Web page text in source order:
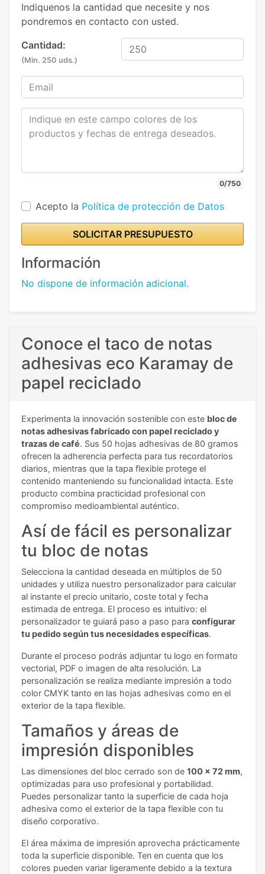
Indiquenos la cantidad que necesite y nos
pondremos en contacto con usted.
Cantidad:
(Min. 250 uds.)
0/750
Acepto la Política de protección de Datos
SOLICITAR PRESUPUESTO
Información
No dispone de información adicional.
Conoce el taco de notas
adhesivas eco Karamay de
papel reciclado
Experimenta la innovación sostenible con este bloc de
notas adhesivas fabricado con papel reciclado y
trazas de café. Sus 50 hojas adhesivas de 80 gramos
ofrecen la adherencia perfecta para tus recordatorios
diarios, mientras que la tapa flexible protege el
contenido manteniendo su funcionalidad intacta. Este
producto combina practicidad profesional con
compromiso medioambiental auténtico.
Así de fácil es personalizar
tu bloc de notas
Selecciona la cantidad deseada en múltiplos de 50
unidades y utiliza nuestro personalizador para calcular
al instante el precio unitario, coste total y fecha
estimada de entrega. El proceso es intuitivo: el
personalizador te guiará paso a paso para configurar
tu pedido según tus necesidades específicas.
Durante el proceso podrás adjuntar tu logo en formato
vectorial, PDF o imagen de alta resolución. La
personalización se realiza mediante impresión a todo
color CMYK tanto en las hojas adhesivas como en el
exterior de la tapa flexible.
Tamaños y áreas de
impresión disponibles
Las dimensiones del bloc cerrado son de 100 x 72 mm,
optimizadas para uso profesional y portabilidad.
Puedes personalizar tanto la superficie de cada hoja
adhesiva como el exterior de la tapa flexible con tu
diseño corporativo.
El área máxima de impresión aprovecha prácticamente
toda la superficie disponible. Ten en cuenta que los
colores pueden variar ligeramente debido a la textura